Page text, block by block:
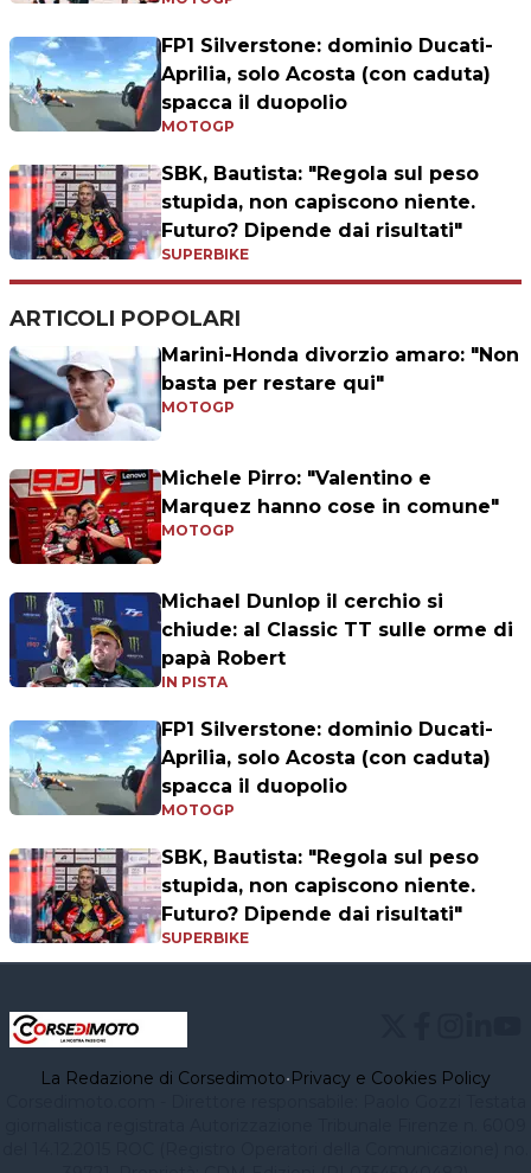
FP1 Silverstone: dominio Ducati-
Aprilia, solo Acosta (con caduta)
spacca il duopolio
MOTOGP
SBK, Bautista: "Regola sul peso
stupida, non capiscono niente.
Futuro? Dipende dai risultati"
SUPERBIKE
ARTICOLI POPOLARI
Marini-Honda divorzio amaro: "Non
basta per restare qui"
MOTOGP
Michele Pirro: "Valentino e
Marquez hanno cose in comune"
MOTOGP
Michael Dunlop il cerchio si
chiude: al Classic TT sulle orme di
papà Robert
IN PISTA
FP1 Silverstone: dominio Ducati-
Aprilia, solo Acosta (con caduta)
spacca il duopolio
MOTOGP
SBK, Bautista: "Regola sul peso
stupida, non capiscono niente.
Futuro? Dipende dai risultati"
SUPERBIKE
La Redazione di Corsedimoto•Privacy e Cookies Policy